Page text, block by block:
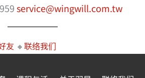
service@wingwill.com.tw
友 🔸联络我们